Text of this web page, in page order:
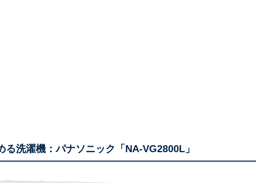
洗濯機：パナソニック「NA-VG2800L」